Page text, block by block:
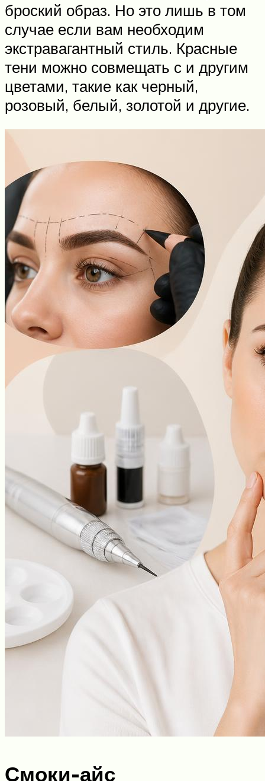
броский образ. Но это лишь в том
случае если вам необходим
экстравагантный стиль. Красные
тени можно совмещать с и другим
цветами, такие как черный,
розовый, белый, золотой и другие.
Смоки-айс